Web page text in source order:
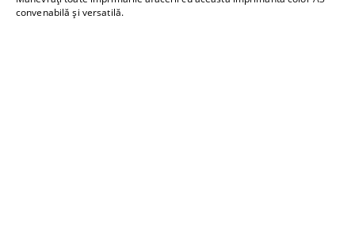
convenabilă şi versatilă.